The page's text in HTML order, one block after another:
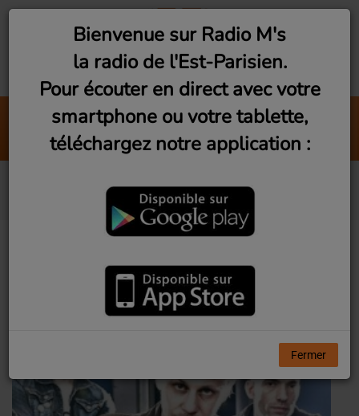
Brasil Mix by DJ Zorba #4
Radio M's (DJ Zorba)
Blankass
Bienvenue sur Radio M's
la radio de l'Est-Parisien.
Pour écouter en direct avec votre
smartphone ou votre tablette,
téléchargez notre application :
Fermer